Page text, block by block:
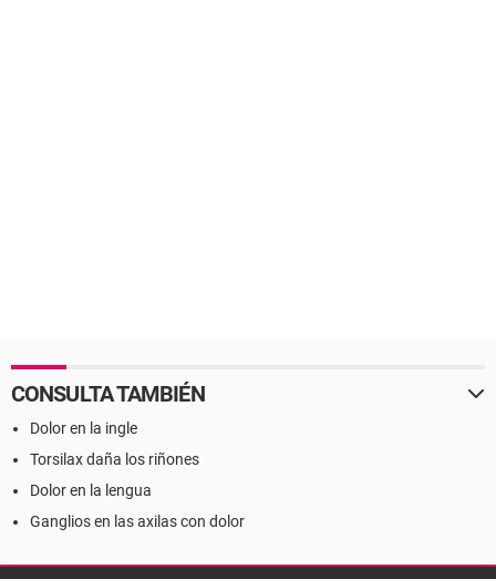
CONSULTA TAMBIÉN
Dolor en la ingle
Torsilax daña los riñones
Dolor en la lengua
Ganglios en las axilas con dolor